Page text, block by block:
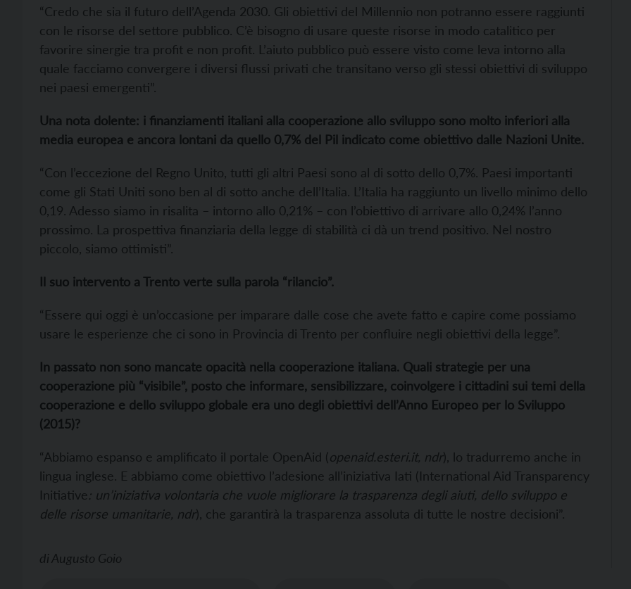
“Credo che sia il futuro dell’Agenda 2030. Gli obiettivi del Millennio non potranno essere raggiunti
con le risorse del settore pubblico. C’è bisogno di usare queste risorse in modo catalitico per
favorire sinergie tra profit e non profit. L’aiuto pubblico può essere visto come leva intorno alla
quale facciamo convergere i diversi flussi privati che transitano verso gli stessi obiettivi di sviluppo
nei paesi emergenti”.
Una nota dolente: i finanziamenti italiani alla cooperazione allo sviluppo sono molto inferiori alla
media europea e ancora lontani da quello 0,7% del Pil indicato come obiettivo dalle Nazioni Unite.
“Con l’eccezione del Regno Unito, tutti gli altri Paesi sono al di sotto dello 0,7%. Paesi importanti
come gli Stati Uniti sono ben al di sotto anche dell’Italia. L’Italia ha raggiunto un livello minimo dello
0,19. Adesso siamo in risalita – intorno allo 0,21% – con l’obiettivo di arrivare allo 0,24% l’anno
prossimo. La prospettiva finanziaria della legge di stabilità ci dà un trend positivo. Nel nostro
piccolo, siamo ottimisti”.
Il suo intervento a Trento verte sulla parola “rilancio”.
“Essere qui oggi è un’occasione per imparare dalle cose che avete fatto e capire come possiamo
usare le esperienze che ci sono in Provincia di Trento per confluire negli obiettivi della legge”.
In passato non sono mancate opacità nella cooperazione italiana. Quali strategie per una
cooperazione più “visibile”, posto che informare, sensibilizzare, coinvolgere i cittadini sui temi della
cooperazione e dello sviluppo globale era uno degli obiettivi dell’Anno Europeo per lo Sviluppo
(2015)?
“Abbiamo espanso e amplificato il portale OpenAid (openaid.esteri.it, ndr), lo tradurremo anche in
lingua inglese. E abbiamo come obiettivo l’adesione all’iniziativa Iati (International Aid Transparency
Initiative: un’iniziativa volontaria che vuole migliorare la trasparenza degli aiuti, dello sviluppo e
delle risorse umanitarie, ndr), che garantirà la trasparenza assoluta di tutte le nostre decisioni”.
diAugusto Goio